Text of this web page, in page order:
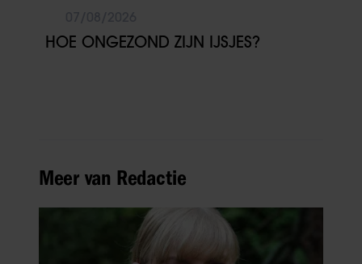
HOE ONGEZOND ZIJN IJSJES?
Meer van Redactie